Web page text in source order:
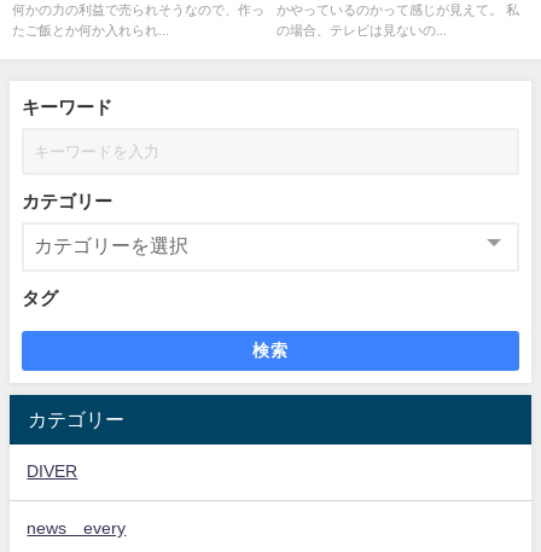
何かの力の利益で売られそうなので、作っ
たご飯とか何か入れられ...
かやっているのかって感じが見えて。 私
の場合、テレビは見ないの...
キーワード
カテゴリー
タグ
検索
カテゴリー
DIVER
news every